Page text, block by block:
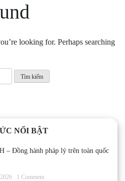
looking for. Perhaps searching
NỔI BẬT
– Đồng hành pháp lý trên toàn quốc
1 Comment